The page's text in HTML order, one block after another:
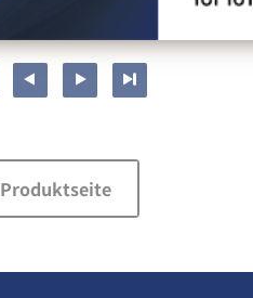
Produktseite